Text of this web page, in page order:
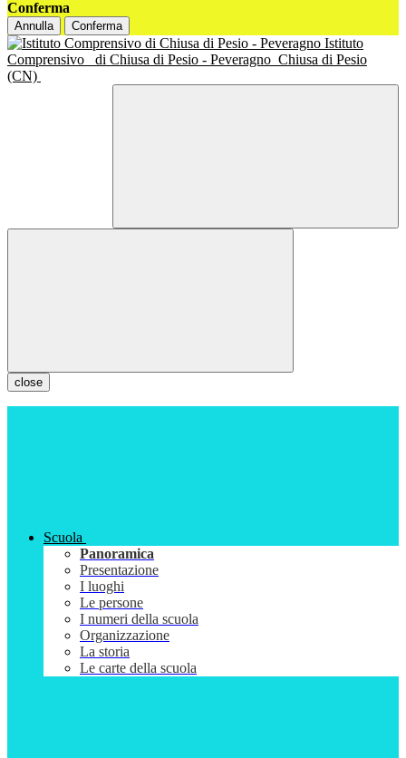
Conferma
Annulla Conferma
Istituto
Comprensivo
di Chiusa di Pesio - Peveragno Chiusa di Pesio
(CN)
close
Scuola
Panoramica
Presentazione
I luoghi
Le persone
I numeri della scuola
Organizzazione
La storia
Le carte della scuola